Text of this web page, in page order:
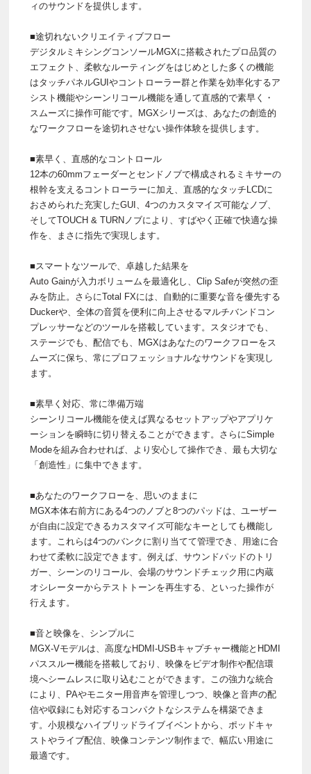
ィのサウンドを提供します。
■途切れないクリエイティブフロー
デジタルミキシングコンソールMGXに搭載されたプロ品質の
エフェクト、柔軟なルーティングをはじめとした多くの機能
はタッチパネルGUIやコントローラー群と作業を効率化するア
シスト機能やシーンリコール機能を通して直感的で素早く・
スムーズに操作可能です。MGXシリーズは、あなたの創造的
なワークフローを途切れさせない操作体験を提供します。
■素早く、直感的なコントロール
12本の60mmフェーダーとセンドノブで構成されるミキサーの
根幹を支えるコントローラーに加え、直感的なタッチLCDに
おさめられた充実したGUI、4つのカスタマイズ可能なノブ、
そしてTOUCH & TURNノブにより、すばやく正確で快適な操
作を、まさに指先で実現します。
■スマートなツールで、卓越した結果を
Auto Gainが入力ボリュームを最適化し、Clip Safeが突然の歪
みを防止。さらにTotal FXには、自動的に重要な音を優先する
Duckerや、全体の音質を便利に向上させるマルチバンドコン
プレッサーなどのツールを搭載しています。スタジオでも、
ステージでも、配信でも、MGXはあなたのワークフローをス
ムーズに保ち、常にプロフェッショナルなサウンドを実現し
ます。
■素早く対応、常に準備万端
シーンリコール機能を使えば異なるセットアップやアプリケ
ーションを瞬時に切り替えることができます。さらにSimple
Modeを組み合わせれば、より安心して操作でき、最も大切な
「創造性」に集中できます。
■あなたのワークフローを、思いのままに
MGX本体右前方にある4つのノブと8つのパッドは、ユーザー
が自由に設定できるカスタマイズ可能なキーとしても機能し
ます。これらは4つのバンクに割り当てて管理でき、用途に合
わせて柔軟に設定できます。例えば、サウンドパッドのトリ
ガー、シーンのリコール、会場のサウンドチェック用に内蔵
オシレーターからテストトーンを再生する、といった操作が
行えます。
■音と映像を、シンプルに
MGX-Vモデルは、高度なHDMI-USBキャプチャー機能とHDMI
パススルー機能を搭載しており、映像をビデオ制作や配信環
境へシームレスに取り込むことができます。この強力な統合
により、PAやモニター用音声を管理しつつ、映像と音声の配
信や収録にも対応するコンパクトなシステムを構築できま
す。小規模なハイブリッドライブイベントから、ポッドキャ
ストやライブ配信、映像コンテンツ制作まで、幅広い用途に
最適です。